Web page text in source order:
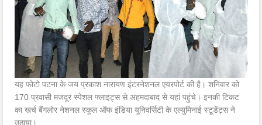
यह फोटो पटना के जय प्रकाश नारायण इंटरनेशनल एयरपोर्ट की है। शनिवार को
170 प्रवासी मजदूर स्पेशल फ्लाइट्स से अहमदाबाद से यहां पहुंचे। इनकी टिकट
का खर्च बैंगलोर नेशनल स्कूल ऑफ इंडिया यूनिवर्सिटी के एल्युमिनाई स्टूडेंट्स ने
उठाया।